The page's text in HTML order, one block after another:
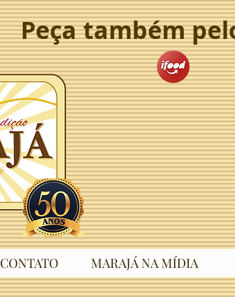
Peça também
CONTATO MARAJÁ NA MÍDIA